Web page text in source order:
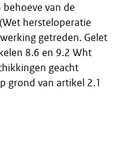
van de
hersteloperatie
getreden. Gelet
8.6 en 9.2 Wht
geacht
grond van artikel 2.1